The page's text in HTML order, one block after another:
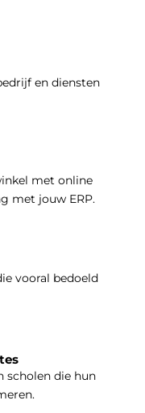
en diensten
met online
met jouw ERP.
vooral bedoeld
scholen die hun